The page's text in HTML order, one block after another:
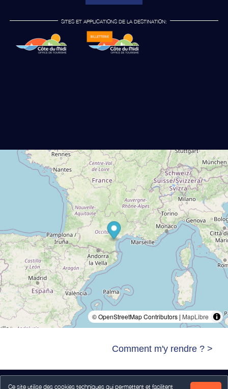
Ce site utilise des cookies techniques qui permettent et facilitent
SITES ET APPLICATIONS DE LA DESTINATION:
© OpenStreetMap Contributors | MapLibre
Comment m'y rendre ? >